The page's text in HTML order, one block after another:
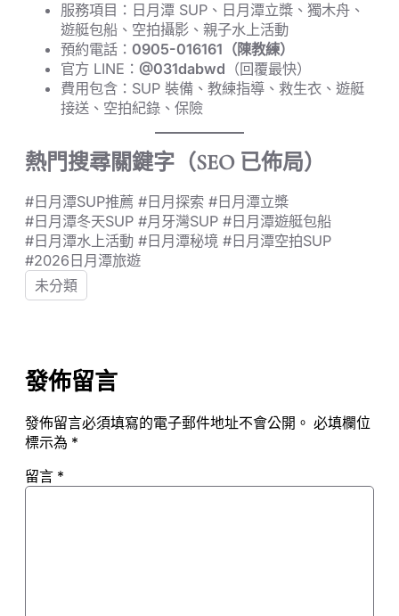
服務項目：日月潭 SUP、日月潭立槳、獨木舟、
遊艇包船、空拍攝影、親子水上活動
預約電話： 0905-016161（陳教練）
官方 LINE： @031dabwd （回覆最快）
費用包含：SUP 裝備、教練指導、救生衣、遊艇
接送、空拍紀錄、保險
熱門搜尋關鍵字（SEO 已佈局）
#日月潭SUP推薦 #日月探索 #日月潭立槳
#日月潭冬天SUP #月牙灣SUP #日月潭遊艇包船
#日月潭水上活動 #日月潭秘境 #日月潭空拍SUP
#2026日月潭旅遊
未分類
發佈留言
發佈留言必須填寫的電子郵件地址不會公開。 必填欄位
標示為 *
留言 *